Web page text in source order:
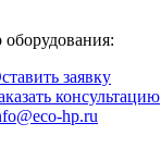
заявку
консультацию
hp.ru